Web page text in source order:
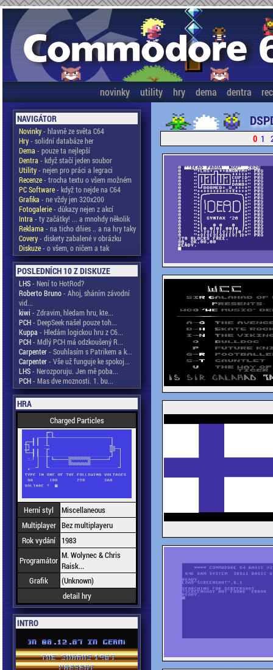
novinky utility hry dema dentra
NAVIGÁTOR
Novinky- hlavně ze světa C64
Hry- solidní databáze her
Dema - pouze ta nejlepší
Dentra - když stačí jeden soubor
Utility- nejen pro práci a legraci
Recenze- trocha textu o všem možném
PC Software- když to nejde na C64
Grafika - ne vždy jen 320x200
Fotogalerie- důkazy nejen z akcí
Intra - ty začátky! ... a mnohdy několik
Reklama - na ticho dňies .. a na hry taky
Covery- diskety zabalené v obrázku
Diskuze- o všem, o ničem a tak
POSLEDNÍCH 10 Z DISKUZE
LHS- Není to HotRod?
Roberto Bruno- Ahoj, sháním závodní
vid...
kiwi - Zdravim, hledam hru, kte...
PCH- DeepSeek našel pouze toh...
Kuppa - Hledám logickou hru z C6...
PCH- Mdlý PCH má odzkoušený R...
Carpenter- Souhlasím s Patrikem a k...
Carpenter- Vše už funguje ke spokoj...
LHS- Nerozporuju. Jen mě poba...
PCH- Mas dve moznosti. 1. bu...
HRA
Charged Particles
Herní styl
Miscellaneous
Multiplayer Bez multiplayeru
Rok vydání
1983
Programátor M. Wolynec & Chris
Raisk...
Grafik
(Unknown)
detail hry
INTRO
0 1